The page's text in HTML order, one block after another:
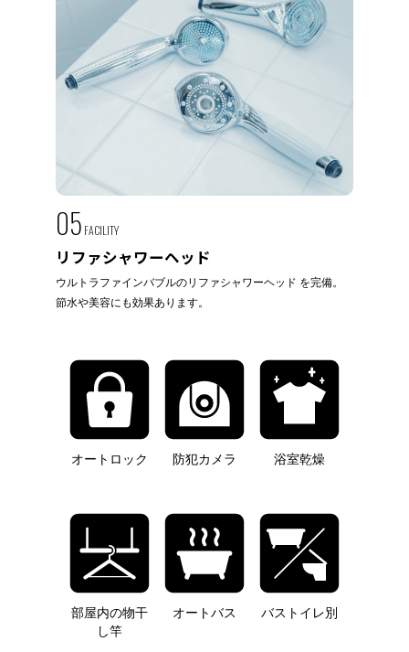
05 FACILITY
リファシャワーヘッド
ウルトラファインバブルのリファシャワーヘッド を完備。
節水や美容にも効果あります。
オートロック 防犯カメラ 浴室乾燥
部屋内の物干
し竿
オートバス バストイレ別